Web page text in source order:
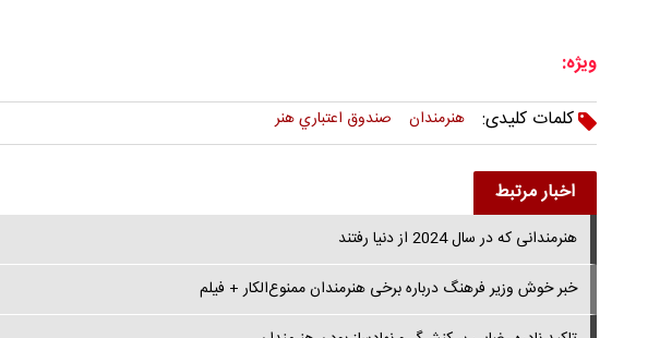
ویژه:
کلمات کلیدی:
هنرمندان صندوق اعتباري هنر
اخبار مرتبط
هنرمندانی که در سال 2024 از دنیا رفتند
خبر خوش وزیر فرهنگ درباره برخی هنرمندان ممنوع‌الکار + فیلم